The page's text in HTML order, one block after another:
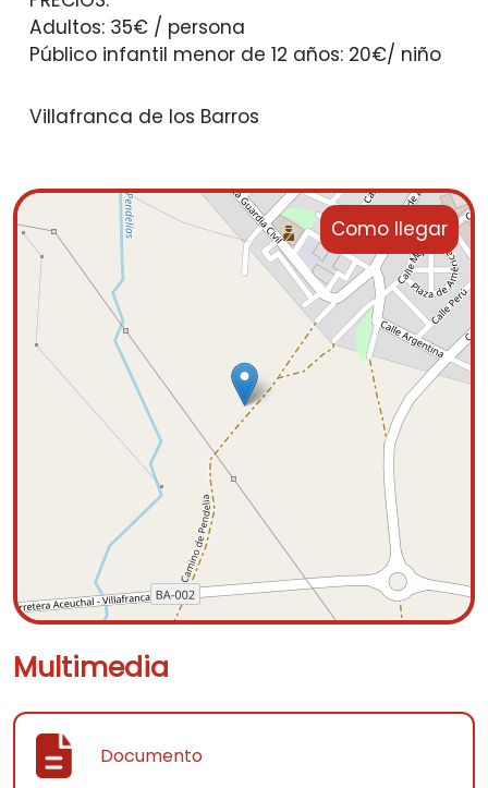
Adultos: 35€ / persona
Público infantil menor de 12 años: 20€/ niño
Villafranca de los Barros
Como llegar
Multimedia
Documento